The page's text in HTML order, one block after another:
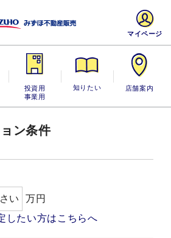
投資用・事業
用
知りたい 店舗案内
マイページ
ン条件
万円
したい方はこちらへ